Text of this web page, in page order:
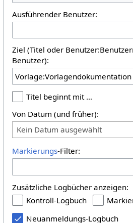
Ausführender Benutzer:
Ziel (Titel oder
Benutzer):
Titel beginnt mit …
Von Datum (und früher):
Kein Datum ausgewählt
Markierungs-Filter:
Zusätzliche Logbücher anzeigen:
Kontroll-Logbuch
Neuanmeldungs-Logbuch